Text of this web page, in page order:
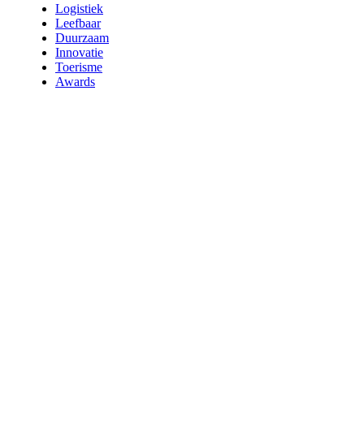
Logistiek
Leefbaar
Duurzaam
Innovatie
Toerisme
Awards